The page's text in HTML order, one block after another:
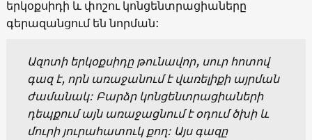
երկօքսիդի և փոշու կոնցենտրացիաները
գերազանցում են նորման:
Ազոտի երկօքսիդը թունավոր, սուր հոտով
գազ է, որն առաջանում է վառելիքի այրման
ժամանակ: Բարձր կոնցենտրացիաների
դեպքում այն ​​առաջացնում է օդում ծխի և
մուրի յուրահատուկ քող: Այս գազը